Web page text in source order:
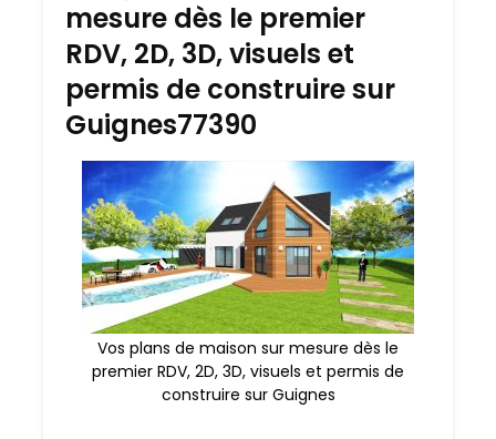
mesure dès le premier
RDV, 2D, 3D, visuels et
permis de construire sur
Guignes77390
Vos plans de maison sur mesure dès le
premier RDV, 2D, 3D, visuels et permis de
construire sur Guignes